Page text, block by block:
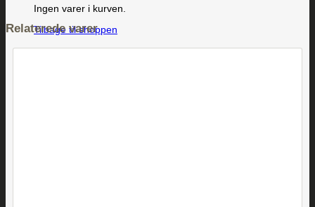
Ingen varer i kurven.
Tilbage til shoppen
Relaterede varer